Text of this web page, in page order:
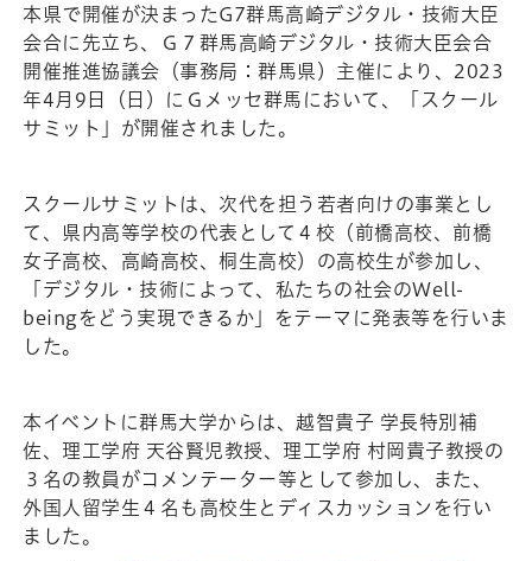
本県で開催が決まったG7群馬高崎デジタル・技術大臣
会合に先立ち、Ｇ７群馬高崎デジタル・技術大臣会合
開催推進協議会（事務局：群馬県）主催により、2023
年4月9日（日）にＧメッセ群馬において、「スクール
サミット」が開催されました。
スクールサミットは、次代を担う若者向けの事業とし
て、県内高等学校の代表として４校（前橋高校、前橋
女子高校、高崎高校、桐生高校）の高校生が参加し、
「デジタル・技術によって、私たちの社会のWell-
beingをどう実現できるか」をテーマに発表等を行いま
した。
本イベントに群馬大学からは、越智貴子 学長特別補
佐、理工学府 天谷賢児教授、理工学府 村岡貴子教授の
３名の教員がコメンテーター等として参加し、また、
外国人留学生４名も高校生とディスカッションを行い
ました。